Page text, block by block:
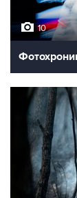
10